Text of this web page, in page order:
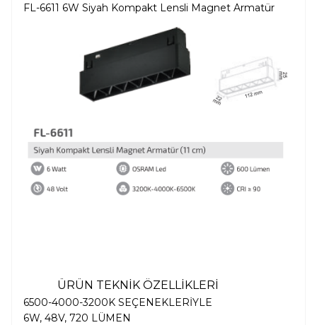
FL-6611 6W Siyah Kompakt Lensli Magnet Armatür
ÜRÜN TEKNİK ÖZELLİKLERİ
6500-4000-3200K SEÇENEKLERİYLE
6W, 48V, 720 LÜMEN